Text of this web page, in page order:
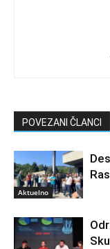
POVEZANI ČLANCI
Aktuelno